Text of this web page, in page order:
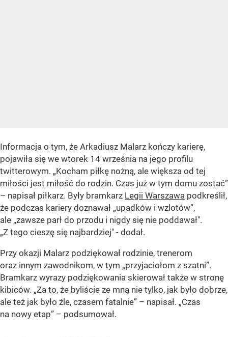
Informacja o tym, że Arkadiusz Malarz kończy karierę,
pojawiła się we wtorek 14 września na jego profilu
twitterowym. „Kocham piłkę nożną, ale większa od tej
miłości jest miłość do rodzin. Czas już w tym domu zostać”
– napisał piłkarz. Były bramkarz Legii Warszawa podkreślił,
że podczas kariery doznawał „upadków i wzlotów”,
ale „zawsze parł do przodu i nigdy się nie poddawał".
„Z tego cieszę się najbardziej" - dodał.
Przy okazji Malarz podziękował rodzinie, trenerom
oraz innym zawodnikom, w tym „przyjaciołom z szatni”.
Bramkarz wyrazy podziękowania skierował także w stronę
kibiców. „Za to, że byliście ze mną nie tylko, jak było dobrze,
ale też jak było źle, czasem fatalnie” – napisał. „Czas
na nowy etap” – podsumował.